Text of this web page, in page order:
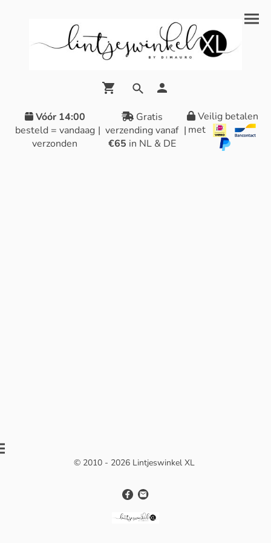
Vóór 14:00
besteld = vandaag
verzonden
|
Gratis
verzending vanaf
€65 in NL & DE
|
Veilig betalen
met
© 2010 - 2026 Lintjeswinkel XL